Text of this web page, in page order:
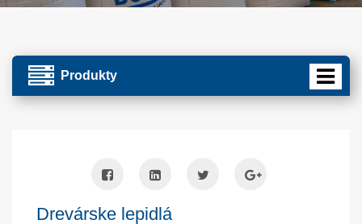
Produkty
Drevárske lepidlá